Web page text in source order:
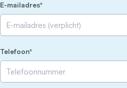
E-mailadres
Telefoon